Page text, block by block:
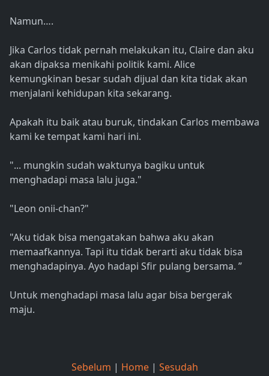
Namun….
Jika Carlos tidak pernah melakukan itu, Claire dan aku
akan dipaksa menikahi politik kami. Alice
kemungkinan besar sudah dijual dan kita tidak akan
menjalani kehidupan kita sekarang.
Apakah itu baik atau buruk, tindakan Carlos membawa
kami ke tempat kami hari ini.
"... mungkin sudah waktunya bagiku untuk
menghadapi masa lalu juga."
"Leon onii-chan?"
"Aku tidak bisa mengatakan bahwa aku akan
memaafkannya. Tapi itu tidak berarti aku tidak bisa
menghadapinya. Ayo hadapi Sfir pulang bersama. ”
Untuk menghadapi masa lalu agar bisa bergerak
maju.
Sebelum | Home | Sesudah